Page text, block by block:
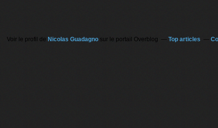
Voir le profil de Nicolas Guadagnosur le portail Overblog Top articles